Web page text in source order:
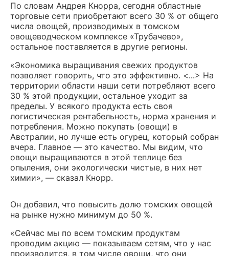
По словам Андрея Кнорра, сегодня областные
торговые сети приобретают всего 30 % от общего
числа овощей, производимых в томском
овощеводческом комплексе «Трубачево»,
остальное поставляется в другие регионы.
«Экономика выращивания свежих продуктов
позволяет говорить, что это эффективно. <...> На
территории области наши сети потребляют всего
30 % этой продукции, остальное уходит за
пределы. У всякого продукта есть своя
логистическая рентабельность, норма хранения и
потребления. Можно покупать (овощи) в
Австралии, но лучше есть огурец, который собран
вчера. Главное — это качество. Мы видим, что
овощи выращиваются в этой теплице без
опыления, они экологически чистые, в них нет
химии», — сказал Кнорр.
Он добавил, что повысить долю томских овощей
на рынке нужно минимум до 50 %.
«Сейчас мы по всем томским продуктам
проводим акцию — показываем сетям, что у нас
производится, в том числе овощи, что они